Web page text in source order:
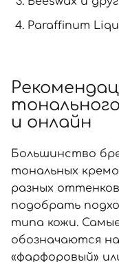
Paraffinum
и онлайн
Большинство
тональных
разных
подобрать
типа кожи.
обозначаются
«фарфоровый»